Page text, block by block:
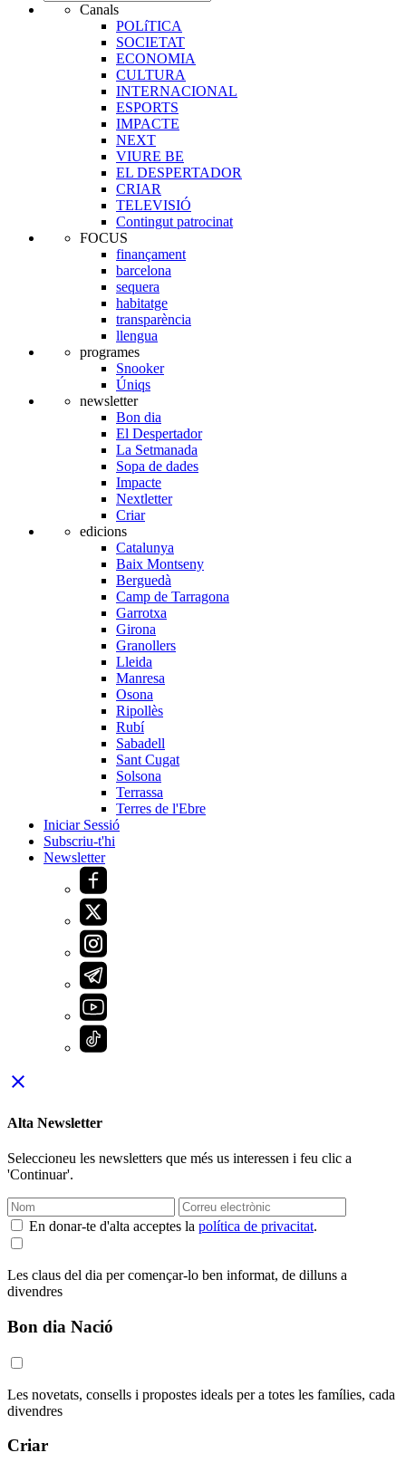
Canals
POLíTICA
SOCIETAT
ECONOMIA
CULTURA
INTERNACIONAL
ESPORTS
IMPACTE
NEXT
VIURE BE
EL DESPERTADOR
CRIAR
TELEVISIÓ
Contingut patrocinat
FOCUS
finançament
barcelona
sequera
habitatge
transparència
llengua
programes
Snooker
Úniqs
newsletter
Bon dia
El Despertador
La Setmanada
Sopa de dades
Impacte
Nextletter
Criar
edicions
Catalunya
Baix Montseny
Berguedà
Camp de Tarragona
Garrotxa
Girona
Granollers
Lleida
Manresa
Osona
Ripollès
Rubí
Sabadell
Sant Cugat
Solsona
Terrassa
Terres de l'Ebre
Iniciar Sessió
Subscriu-t'hi
Newsletter
close
Alta Newsletter
Seleccioneu les newsletters que més us interessen i feu clic a
'Continuar'.
En donar-te d'alta acceptes la política de privacitat.
Les claus del dia per començar-lo ben informat, de dilluns a
divendres
Bon dia Nació
Les novetats, consells i propostes ideals per a totes les famílies, cada
divendres
Criar